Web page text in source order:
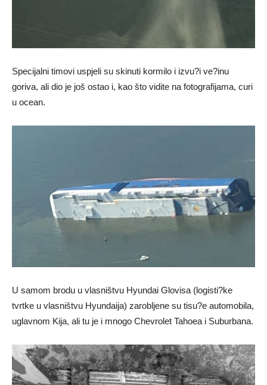
Specijalni timovi uspjeli su skinuti kormilo i izvu?i ve?inu
goriva, ali dio je još ostao i, kao što vidite na fotografijama, curi
u ocean.
U samom brodu u vlasništvu Hyundai Glovisa (logisti?ke
tvrtke u vlasništvu Hyundaija) zarobljene su tisu?e automobila,
uglavnom Kija, ali tu je i mnogo Chevrolet Tahoea i Suburbana.